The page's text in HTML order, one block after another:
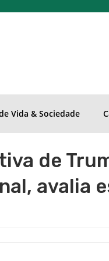
Vida & Sociedade
de
avalia